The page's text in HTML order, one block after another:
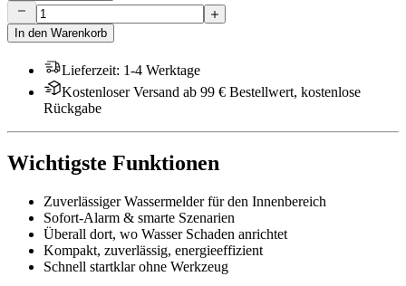
In den Warenkorb
Lieferzeit: 1-4 Werktage
Kostenloser Versand ab 99 € Bestellwert, kostenlose
Rückgabe
Wichtigste Funktionen
Zuverlässiger Wassermelder für den Innenbereich
Sofort-Alarm & smarte Szenarien
Überall dort, wo Wasser Schaden anrichtet
Kompakt, zuverlässig, energieeffizient
Schnell startklar ohne Werkzeug